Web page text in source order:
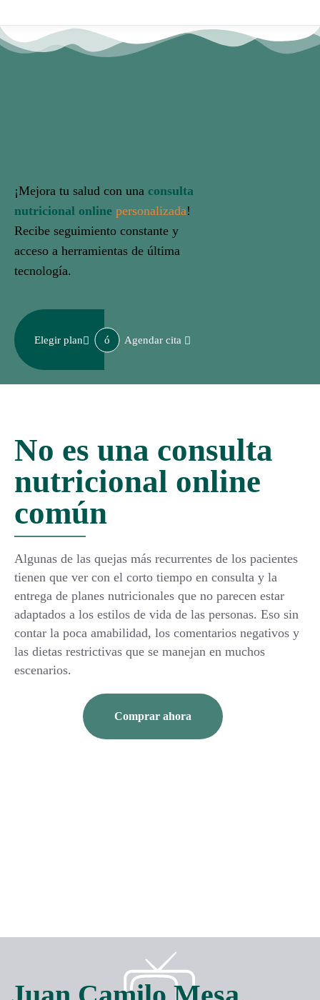
¡Mejora tu salud con una consulta
nutricional online personalizada!
Recibe seguimiento constante y
acceso a herramientas de última
tecnología.
Elegir plan ó Agendar cita
No es una consulta
nutricional online
común
Algunas de las quejas más recurrentes de los pacientes
tienen que ver con el corto tiempo en consulta y la
entrega de planes nutricionales que no parecen estar
adaptados a los estilos de vida de las personas. Eso sin
contar la poca amabilidad, los comentarios negativos y
las dietas restrictivas que se manejan en muchos
escenarios.
Comprar ahora